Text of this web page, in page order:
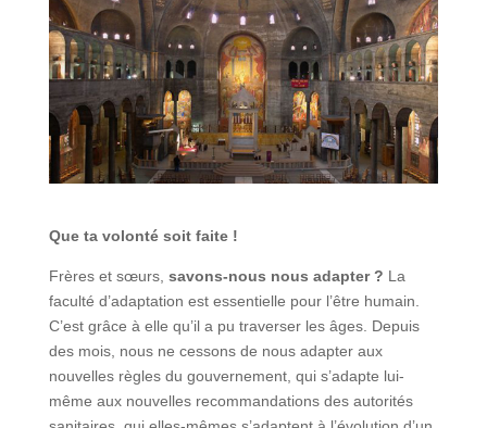
Que ta volonté soit faite !
Frères et sœurs, savons-nous nous adapter ? La
faculté d’adaptation est essentielle pour l’être humain.
C’est grâce à elle qu’il a pu traverser les âges. Depuis
des mois, nous ne cessons de nous adapter aux
nouvelles règles du gouvernement, qui s’adapte lui-
même aux nouvelles recommandations des autorités